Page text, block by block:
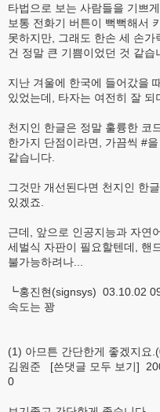
타법으로 보는 사람들을 기쁘
보통 전화기 버튼이 뻑뻑해서
못하지만, 그래도 한손 세 손
건 정말 큰 기쁨이었던 것 같습
지난 겨울에 한국에 들어갔을
있었는데, 타자는 여전히 잘 되
천지인 한글은 정말 훌륭한 코
한가지 단점이라면, 가끔씩 #
같습니다.
그것만 개선된다면 천지인 한
있겠죠.
근데, 앞으로 인공지능과 자연
세벌식 자판이 필요할텐데, 핸
불가능하려나...
┗홍진현(signsys) 03.10.02
속도는 꽝
(1) 아므튼 간단한게 좋겠지요
김원준 [쓴댓글 모두 보기]
0